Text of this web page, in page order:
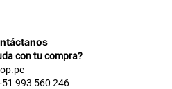
con tu compra?
993 560 246